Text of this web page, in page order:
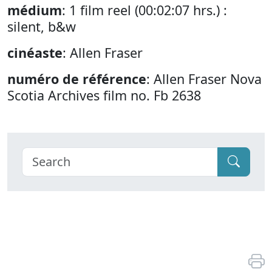
médium: 1 film reel (00:02:07 hrs.) :
silent, b&w
cinéaste: Allen Fraser
numéro de référence: Allen Fraser Nova
Scotia Archives film no. Fb 2638